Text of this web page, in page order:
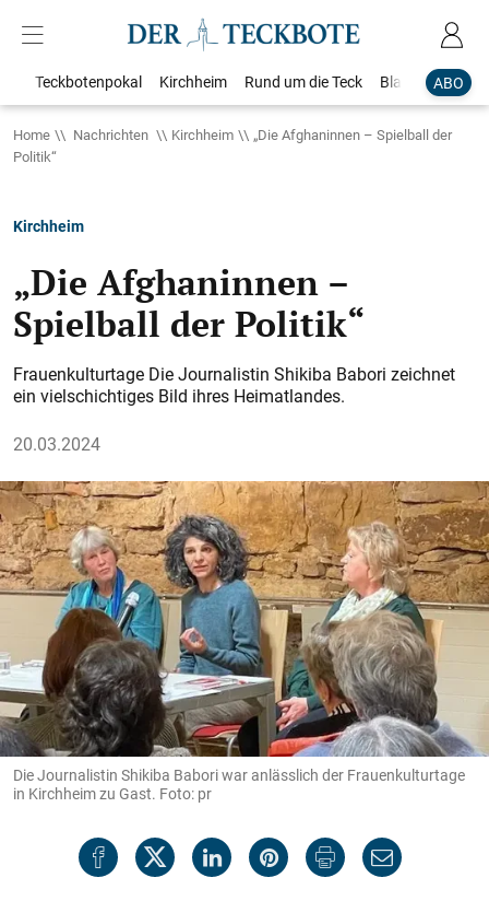
ABO
Teckbotenpokal Kirchheim Rund um die Teck Blaulicht
Home Nachrichten Kirchheim
„Die Afghaninnen – Spielball der
Politik“
Kirchheim
„Die Afghaninnen –
Spielball der Politik“
Frauenkulturtage Die Journalistin Shikiba Babori zeichnet
ein vielschichtiges Bild ihres Heimatlandes.
20.03.2024
Die Journalistin Shikiba Babori war anlässlich der Frauenkulturtage
in Kirchheim zu Gast. Foto: pr